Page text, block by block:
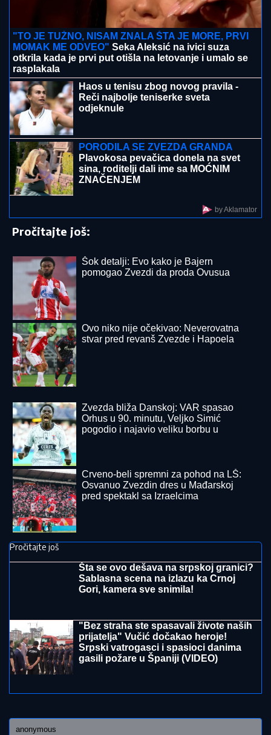
SUSRET O KOJEM BRUJI SRBIJAAneli Ahmić stiže
na suočavanje sa Neriom i Hanom, fanovi se nadaju
da se u sve umeša i Sita Ahmić
NjEN KOMENTAR SVE GOVORI:
EVO SA KIM MILICA UŽIVA NA ADI
NA PLAŽINjega zna cela Srbija: Mreže
gore od komentara, osvanula
fotografija
"NISAM HTEO DA UČESTVUJEM U TOME"Srpski
muzičar otkrio zašto je napustio "Zvezde Granda":
"Svađe su iscenirane, žiri je bitniji od takmičara"
Praseta zapalila društvene mreže:
Milena objavila vrele fotke iz Italije,
bujni dekolte u prvom planu
vodom
MOMAK ME ODVEO"Seka Aleksić na ivici suza
otkrila kada je prvi put otišla na letovanje i umalo se